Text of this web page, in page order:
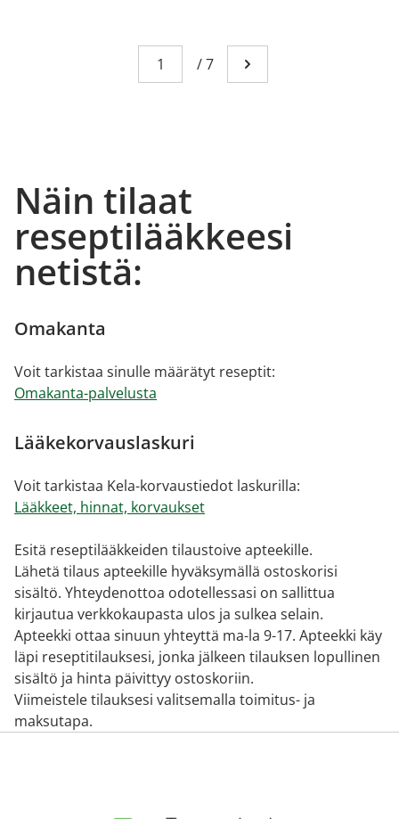
Sivu
You're currently reading page 1
/7 Mene seuraavalle
Näin tilaat
reseptilääkkeesi
netistä:
Omakanta
Voit tarkistaa sinulle määrätyt reseptit:
Omakanta-palvelusta
Lääkekorvauslaskuri
Voit tarkistaa Kela-korvaustiedot laskurilla:
Lääkkeet, hinnat, korvaukset
Esitä reseptilääkkeiden tilaustoive apteekille.
Lähetä tilaus apteekille hyväksymällä ostoskorisi
sisältö. Yhteydenottoa odotellessasi on sallittua
kirjautua verkkokaupasta ulos ja sulkea selain.
Apteekki ottaa sinuun yhteyttä ma-la 9-17. Apteekki käy
läpi reseptitilauksesi, jonka jälkeen tilauksen lopullinen
sisältö ja hinta päivittyy ostoskoriin.
Viimeistele tilauksesi valitsemalla toimitus- ja
maksutapa.